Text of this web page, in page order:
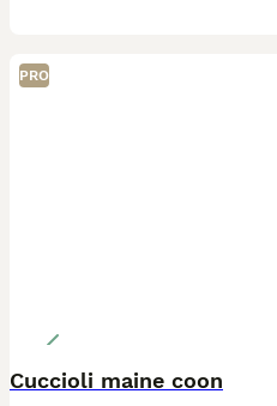
PRO
Cuccioli maine coon